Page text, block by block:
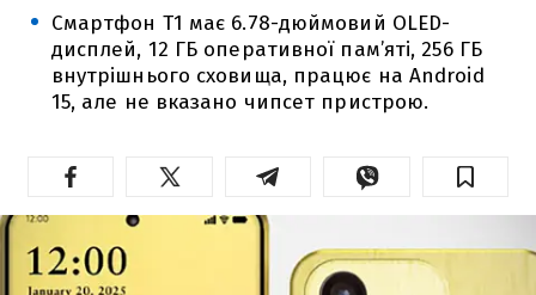
Смартфон T1 має 6.78-дюймовий OLED-
дисплей, 12 ГБ оперативної пам’яті, 256 ГБ
внутрішнього сховища, працює на Android
15, але не вказано чипсет пристрою.